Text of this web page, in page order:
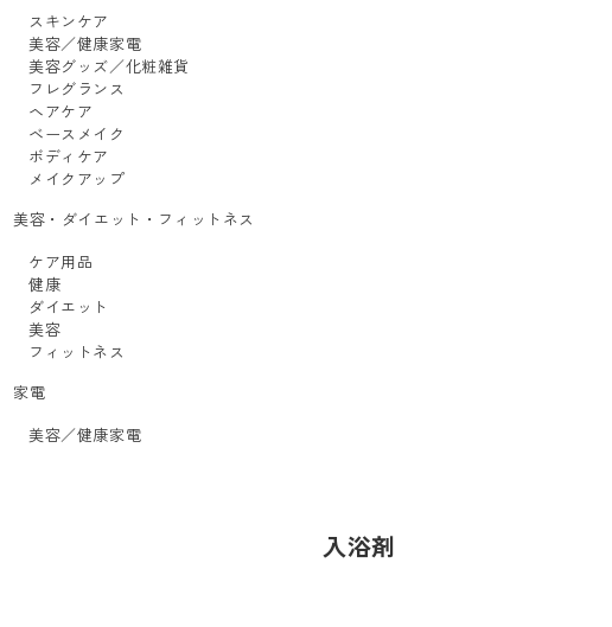
スキンケア
美容／健康家電
美容グッズ／化粧雑貨
フレグランス
ヘアケア
ベースメイク
ボディケア
メイクアップ
美容・ダイエット・フィットネス
ケア用品
健康
ダイエット
美容
フィットネス
家電
美容／健康家電
入浴剤